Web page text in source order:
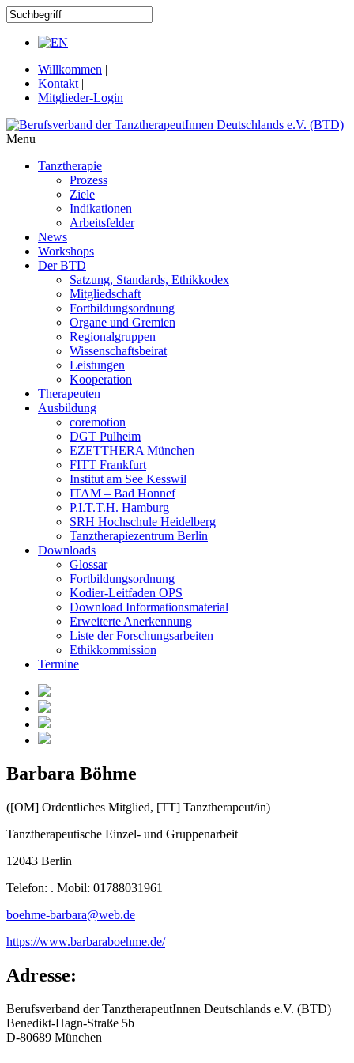
Willkommen |
Kontakt |
Mitglieder-Login
Menu
Tanztherapie
Prozess
Ziele
Indikationen
Arbeitsfelder
News
Workshops
Der BTD
Satzung, Standards, Ethikkodex
Mitgliedschaft
Fortbildungsordnung
Organe und Gremien
Regionalgruppen
Wissenschaftsbeirat
Leistungen
Kooperation
Therapeuten
Ausbildung
coremotion
DGT Pulheim
EZETTHERA München
FITT Frankfurt
Institut am See Kesswil
ITAM – Bad Honnef
P.I.T.T.H. Hamburg
SRH Hochschule Heidelberg
Tanztherapiezentrum Berlin
Downloads
Glossar
Fortbildungsordnung
Kodier-Leitfaden OPS
Download Informationsmaterial
Erweiterte Anerkennung
Liste der Forschungsarbeiten
Ethikkommission
Termine
Barbara Böhme
([OM] Ordentliches Mitglied, [TT] Tanztherapeut/in)
Tanztherapeutische Einzel- und Gruppenarbeit
12043 Berlin
Telefon: . Mobil: 01788031961
boehme-barbara@web.de
https://www.barbaraboehme.de/
Adresse:
Berufsverband der TanztherapeutInnen Deutschlands e.V. (BTD)
Benedikt-Hagn-Straße 5b
D-80689 München